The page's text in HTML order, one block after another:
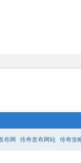
布网 传奇发布网站 传奇攻